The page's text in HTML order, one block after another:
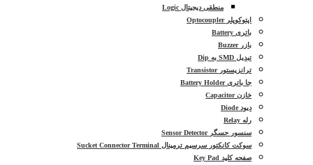
منطقی دیجیتال Logic
اپتوکوپلر Optocoupler
باتری Battery
بازر Buzzer
تبدیل SMD به Dip
ترانزیستور Transistor
جا باتری Battery Holder
خازن Capacitor
دیود Diode
رله Relay
سنسور حسگر Sensor Detector
سوکت کانکتور سرسیم ترمینال Sucket Connector Terminal
صفحه کلید Key Pad